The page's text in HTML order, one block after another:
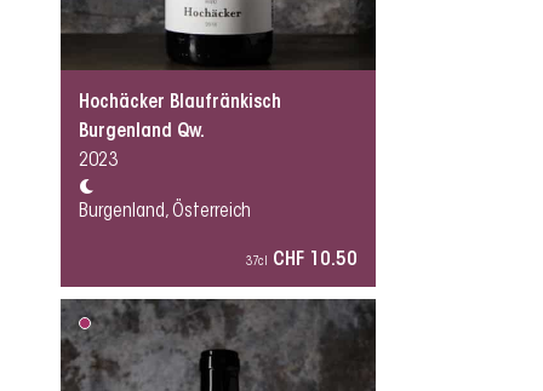
Hochäcker Blaufränkisch
Burgenland Qw.
2023
Burgenland, Österreich
37cl CHF 10.50